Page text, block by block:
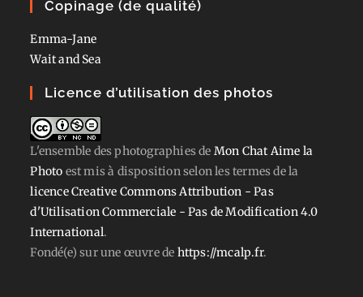
Copinage (de qualité)
Emma-Jane
Wait and Sea
Licence d’utilisation des photos
L'ensemble des photographiesde Mon Chat Aime la
Photo est mis à disposition selon les termes de la
licence Creative Commons Attribution - Pas
d'Utilisation Commerciale - Pas de Modification 4.0
International.
Fondé(e) sur une œuvre de https://mcalp.fr.